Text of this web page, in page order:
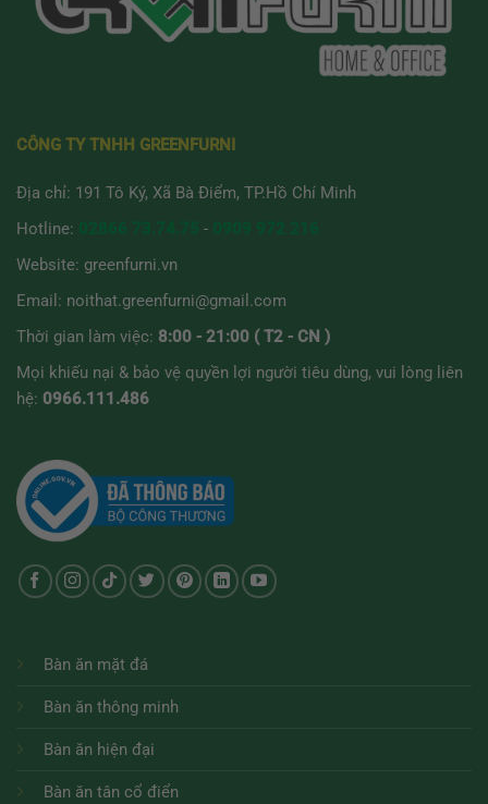
CÔNG TY TNHH GREENFURNI
Địa chỉ: 191 Tô Ký, Xã Bà Điểm, TP.Hồ Chí Minh
Hotline:
-
Website: greenfurni.vn
Email: noithat.greenfurni@gmail.com
Thời gian làm việc: 8:00 - 21:00 ( T2 - CN )
Mọi khiếu nại & bảo vệ quyền lợi người tiêu dùng, vui lòng liên
hệ: 0966.111.486
Bàn ăn mặt đá
Bàn ăn thông minh
Bàn ăn hiện đại
Bàn ăn tân cổ điển